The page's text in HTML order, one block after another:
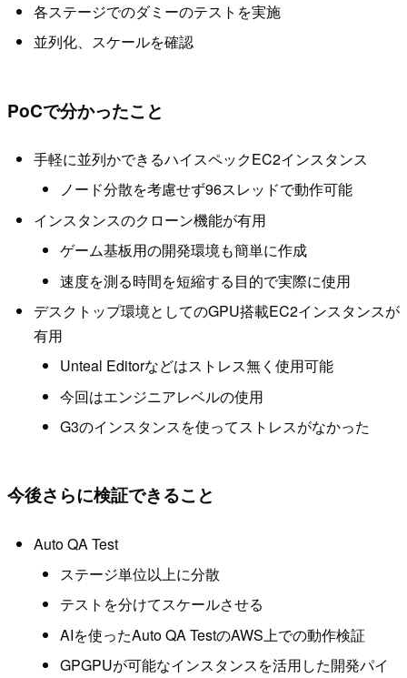
各ステージでのダミーのテストを実施
並列化、スケールを確認
PoCで分かったこと
手軽に並列かできるハイスペックEC2インスタンス
ノード分散を考慮せず96スレッドで動作可能
インスタンスのクローン機能が有用
ゲーム基板用の開発環境も簡単に作成
速度を測る時間を短縮する目的で実際に使用
デスクトップ環境としてのGPU搭載EC2インスタンスが
有用
Unteal Editorなどはストレス無く使用可能
今回はエンジニアレベルの使用
G3のインスタンスを使ってストレスがなかった
今後さらに検証できること
Auto QA Test
ステージ単位以上に分散
テストを分けてスケールさせる
AIを使ったAuto QA TestのAWS上での動作検証
GPGPUが可能なインスタンスを活用した開発パイ